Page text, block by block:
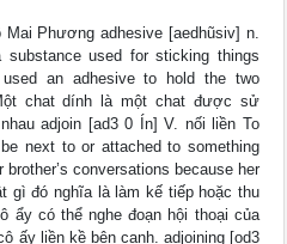
Phương adhesive [aedhũsiv] n.
used for sticking things
used an adhesive to hold the two
chat dính là một chat được sử
adjoin [ad3 0 Ín] V. nối liền To
next to or attached to something
conversations because her
gì đó nghĩa là làm kế tiếp hoặc thu
ẩy có thể nghe đoạn hội thoại của
ấy liền kề bên cạnh. adjoining [od3